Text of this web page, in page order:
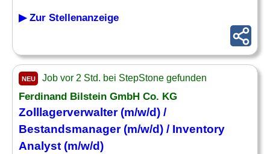
▶ Zur Stellenanzeige
NEU Job vor 2 Std. bei StepStone gefunden
Ferdinand Bilstein GmbH Co. KG
Zolllagerverwalter (m/w/d) /
Bestandsmanager (m/w/d) / Inventory
Analyst (m/w/d)